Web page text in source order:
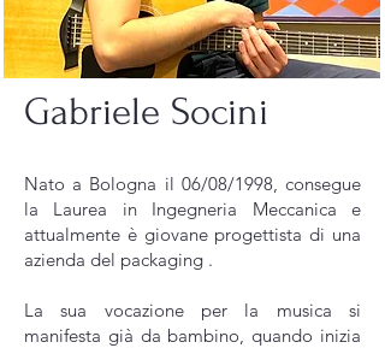
Gabriele Socini
Nato a Bologna il 06/08/1998, consegue
la Laurea in Ingegneria Meccanica e
attualmente è giovane progettista di una
azienda del packaging .
La sua vocazione per la musica si
manifesta già da bambino, quando inizia